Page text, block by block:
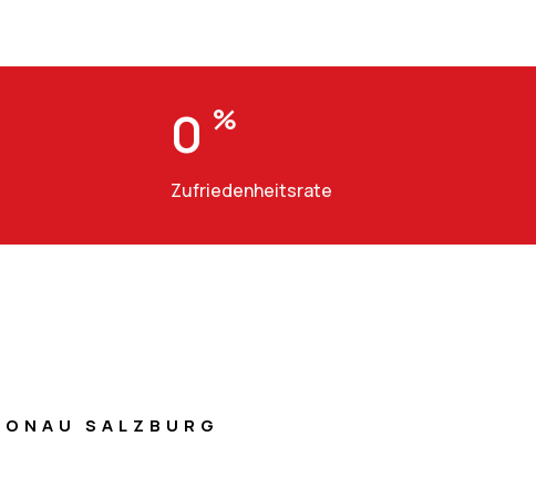
0 %
Zufriedenheitsrate
SALZBURG